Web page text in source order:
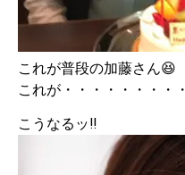
これが普段の加藤さん😆
これが・・・・・・・・・
こうなるッ‼